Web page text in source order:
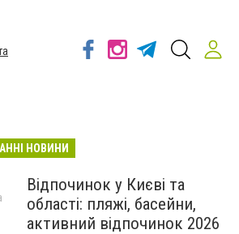
НОВИНИ
Відпочинок у Києві та
області: пляжі, басейни,
активний відпочинок 2026